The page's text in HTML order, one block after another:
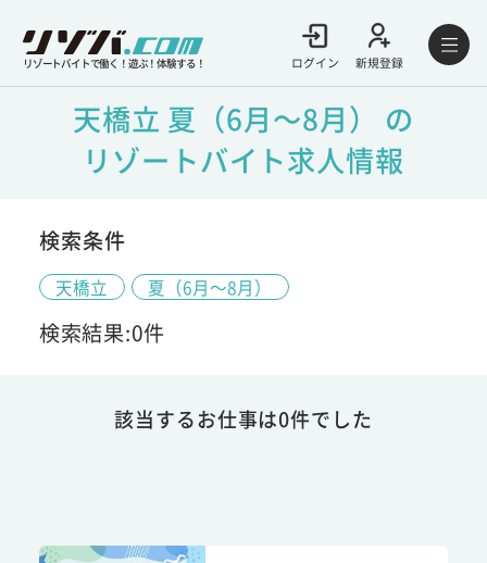
リゾートバイトで働く！遊ぶ！体験する！ ログイン 新規登録
天橋立 夏（6月～8月） の
リゾートバイト求人情報
検索条件
天橋立 夏（6月～8月）
検索結果:0件
該当するお仕事は0件でした